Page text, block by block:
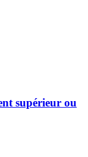
supérieur ou